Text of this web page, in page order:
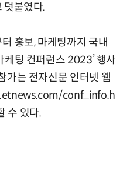
덧붙였다.
홍보, 마케팅까지 국내
케팅 컨퍼런스 2023’ 행사
가는 전자신문 인터넷 웹
conf_info.h
수 있다.